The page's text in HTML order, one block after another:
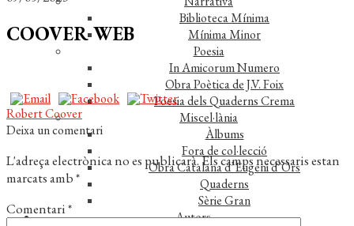
Biblioteca Mínima
Mínima Minor
Poesia
In Amicorum Numero
Obra Poètica de J.V. Foix
Poesia dels Quaderns Crema
Miscel·lània
Àlbums
Fora de col·lecció
Obra Catalana d’Eugeni d’Ors
Quaderns
Sèrie Gran
Autors
COOVER WEB
Navegació
d'entrades
Entrada
anterior:
Robert Coover
Deixa un comentari
L'adreça electrònica no es publicarà.Els camps necessaris estan
marcats amb*
Comentari*